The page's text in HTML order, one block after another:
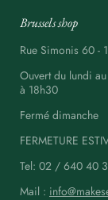
Brussels shop
Rue Simonis 60 -
Ouvert du lundi
à 18h30
Fermé dimanche
FERMETURE
Tel: 02 / 640 40
Mail :